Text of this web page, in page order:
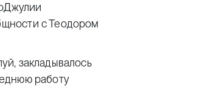
с Теодором
закладывалось
работу